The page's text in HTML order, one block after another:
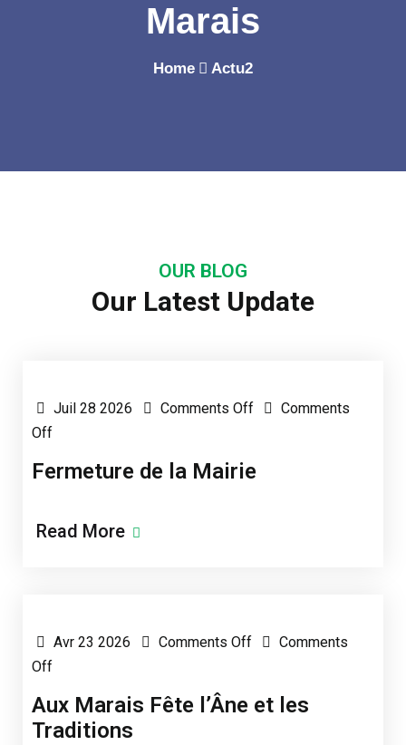
Marais
Home Actu2
OUR BLOG
Our Latest Update
Posted by AMS2021-mar
Juil 28 2026 Comments Off
Comments
Off
Fermeture de la Mairie
Read More
Posted by AMS2021-mar
Avr 23 2026 Comments Off
Comments
Off
Aux Marais Fête l’Âne et les
Traditions